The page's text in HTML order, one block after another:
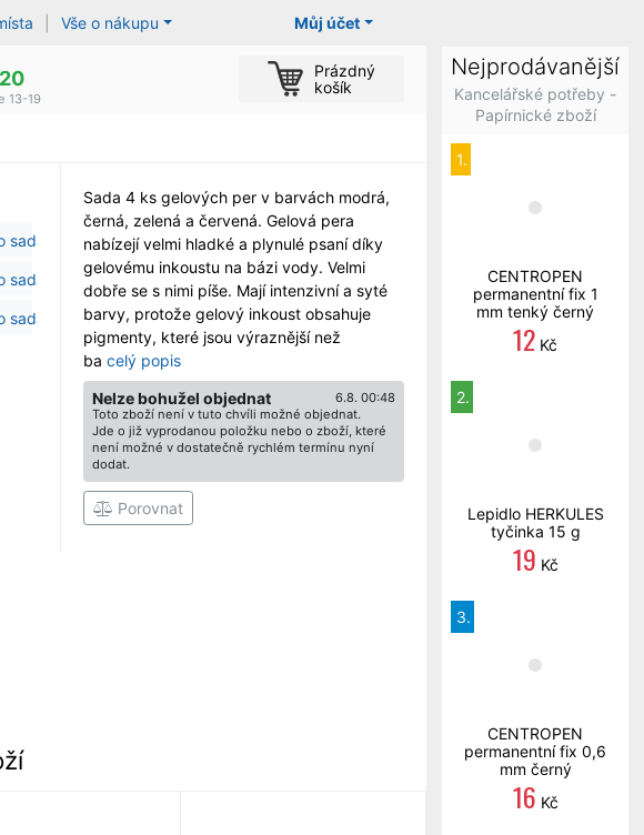
Můj účet
Vše o nákupu
13-19
Prázdný
košík
Sada 4 ks gelových per v barvách modrá,
černá, zelená a červená. Gelová pera
nabízejí velmi hladké a plynulé psaní díky
gelovému inkoustu na bázi vody. Velmi
dobře se s nimi píše. Mají intenzivní a syté
barvy, protože gelový inkoust obsahuje
pigmenty, které jsou výraznější než
ba celý popis
6.8. 00:48
Nelze bohužel objednat
Toto zboží není v tuto chvíli možné objednat.
Jde o již vyprodanou položku nebo o zboží, které
není možné v dostatečně rychlém termínu nyní
dodat.
Porovnat
Nejprodávanější
Kancelářské potřeby -
Papírnické zboží
1.
CENTROPEN
permanentní fix 1
mm tenký černý
12 Kč
2.
Lepidlo HERKULES
tyčinka 15 g
19 Kč
3.
CENTROPEN
permanentní fix 0,6
mm černý
16 Kč